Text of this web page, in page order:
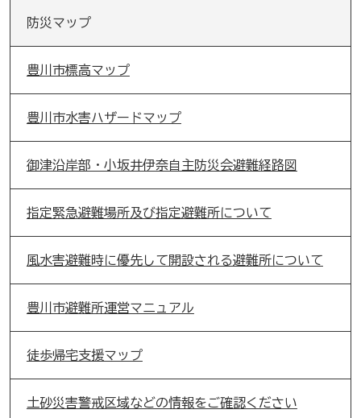
防災マップ
豊川市標高マップ
豊川市水害ハザードマップ
御津沿岸部・小坂井伊奈自主防災会避難経路図
指定緊急避難場所及び指定避難所について
風水害避難時に優先して開設される避難所について
豊川市避難所運営マニュアル
徒歩帰宅支援マップ
土砂災害警戒区域などの情報をご確認ください